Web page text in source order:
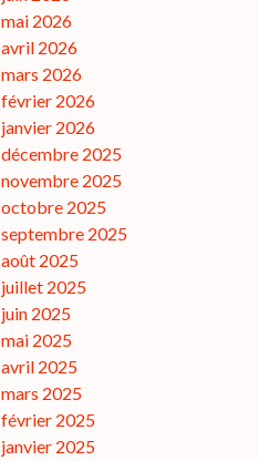
mai 2026
avril 2026
mars 2026
février 2026
janvier 2026
décembre 2025
novembre 2025
octobre 2025
septembre 2025
août 2025
juillet 2025
juin 2025
mai 2025
avril 2025
mars 2025
février 2025
janvier 2025